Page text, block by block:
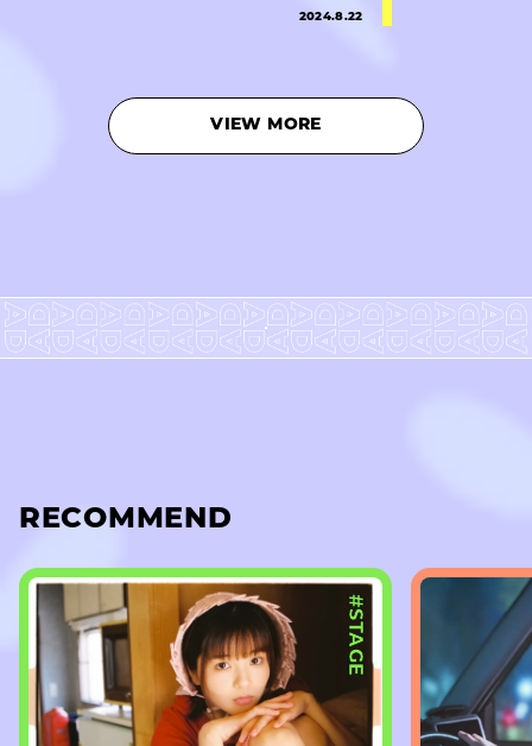
2024.8.22
VIEW MORE
RECOMMEND
#STAGE